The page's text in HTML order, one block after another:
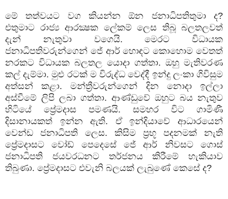
මේ තත්වයට වග කියන්න ඕන ජනාධිපතිතුමා ද?
එතුමාට රාජ්‍ය ආරක්‍ෂක ලේකම් ලෙස තිබූ බලතලවත්
දැන් නැතුවා වගෙයි. මෙරට විධායක
ජනාධිපතිවරුන්ගෙන් ජේ ආර් හොඳට කොහොම වෙතත්
නරකට විධායක බලතල යොදා ගත්තා. ඔහු මැතිවරණ
කල් දැම්මා. මුළු රටක් ම විරුද්ධ වෙද්දී ඉන්දු ලංකා ගිවිසුම
අත්සන් කළා. මන්ත්‍රීවරුන්ගෙන් දින නොදා ඉල්ලා
අස්වීමේ ලිපි ලබා ගත්තා. ආණ්ඩුවේ ඔහුට බය නැතුව
හිටියේ ප්‍රේමදාස පමණයි. සමහර විට ගාමිණී
දිසානායකත් ඉන්න ඇති. ඒ ඉන්දියාවේ ආධාරයෙන්
වෙන්ඩ ජනාධිපති ලෙස. කිසිම ප්‍රභූ පදනමක් නැති
ප්‍රේමදාසට වෝඩ් පෙදෙසේ ජේ ආර් නිවසට ගොස්
ජනාධිපති ජයවරධනට තර්ජනය කිරීමේ හැකියාව
තිබුණා. ප්‍රේමදාසට එවැනි බලයක් ලැබුණේ කෙසේ ද?